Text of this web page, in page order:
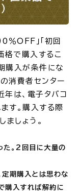
％OFF」「初回
格で購入するこ
購入が条件にな
消費者センター
は、電子タバコ
す。購入する際
ましょう。
。2回目に大量の
期購入とは思わな
購入すれば解約に